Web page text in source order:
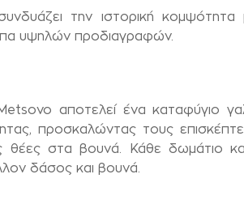
την ιστορική
υψηλών προδιαγραφών.
αποτελεί ένα καταφύγιο
προσκαλώντας τους
θέες στα βουνά. Κάθε δωμάτιο
δάσος και βουνά.